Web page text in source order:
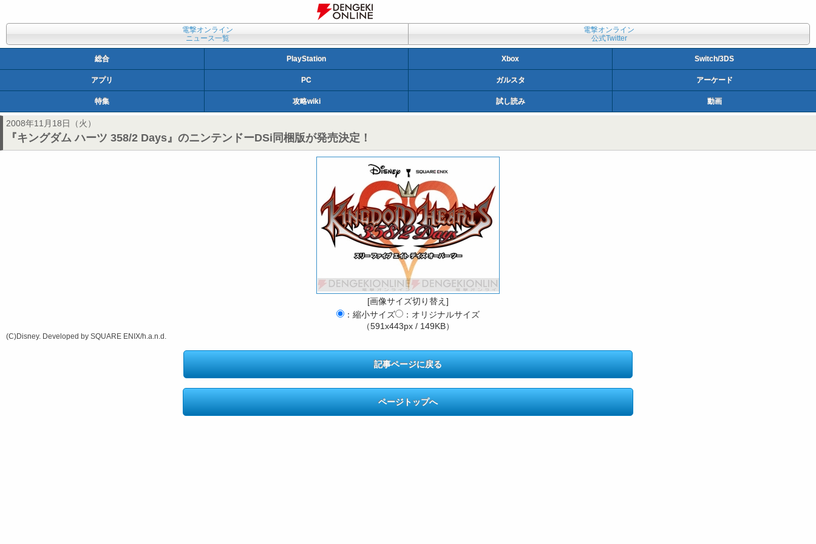
電撃オンライン
ニュース一覧
電撃オンライン
公式Twitter
総合 PlayStation Xbox Switch/3DS
アプリ PC ガルスタ アーケード
特集 攻略wiki 試し読み 動画
2008年11月18日（火）
『キングダム ハーツ 358/2 Days』のニンテンドーDSi同梱版が発売決定！
[画像サイズ切り替え]
：縮小サイズ
：オリジナルサイズ
（591x443px / 149KB）
(C)Disney. Developed by SQUARE ENIX/h.a.n.d.
記事ページに戻る
ページトップへ